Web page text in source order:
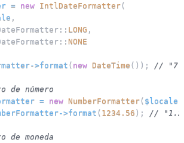
= new IntlDateFormatter(
,
:: LONG ,
:: NONE
->format ( new DateTime ( ) ) ; // "7
de número
= new NumberFormatter( $locale
->format ( 1234.56 ) ; //
de moneda